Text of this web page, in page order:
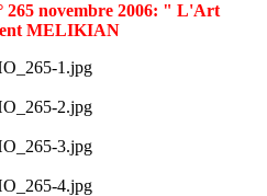
265 novembre 2006: " L'Art
MELIKIAN